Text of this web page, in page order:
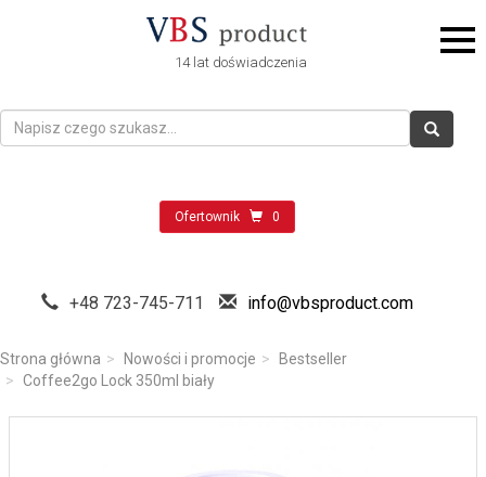
14 lat doświadczenia
Ofertownik 0
+48 723-745-711 info@vbsproduct.com
Strona główna Nowości i promocje
Bestseller
Coffee2go Lock 350ml biały